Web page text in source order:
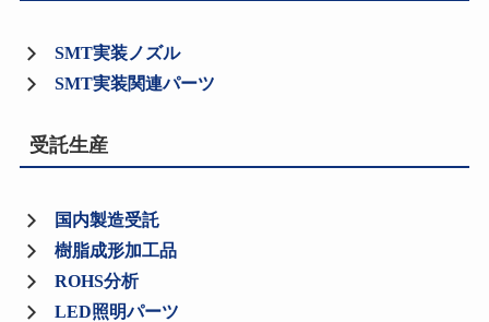
SMT実装ノズル
SMT実装関連パーツ
受託生産
国内製造受託
樹脂成形加工品
ROHS分析
LED照明パーツ